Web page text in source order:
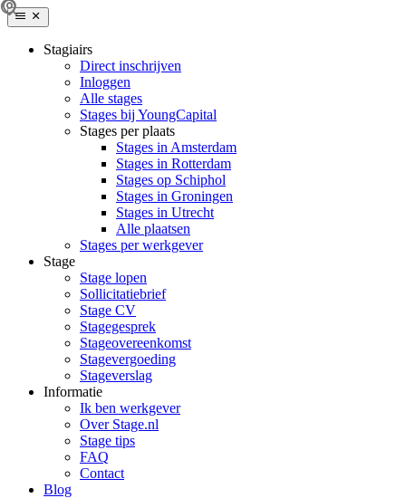
Stagiairs
Direct inschrijven
Inloggen
Alle stages
Stages bij YoungCapital
Stages per plaats
Stages in Amsterdam
Stages in Rotterdam
Stages op Schiphol
Stages in Groningen
Stages in Utrecht
Alle plaatsen
Stages per werkgever
Stage
Stage lopen
Sollicitatiebrief
Stage CV
Stagegesprek
Stageovereenkomst
Stagevergoeding
Stageverslag
Informatie
Ik ben werkgever
Over Stage.nl
Stage tips
FAQ
Contact
Blog